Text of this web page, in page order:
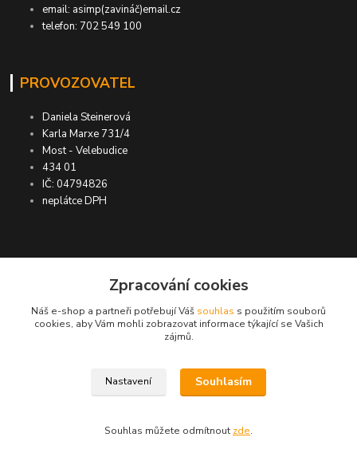
email: asimp(zavináč)email.cz
telefon: 702 549 100
PROVOZOVATEL
Daniela Steinerová
Karla Marxe 731/4
Most - Velebudice
434 01
IČ: 04794826
neplátce DPH
ASIMP.cz
DOPRAVA ZDARMA po ČR a SR ●
KONTROLA doručení zboží ● GARANCE
VRÁCENÍ ZBOŽÍ do 30 dní
© ASIMP.cz
Zpracování cookies
Náš e-shop a partneři potřebují Váš souhlas s použitím souborů
cookies, aby Vám mohli zobrazovat informace týkající se Vašich
zájmů.
Nastavení Souhlasím
Souhlas můžete odmítnout zde.